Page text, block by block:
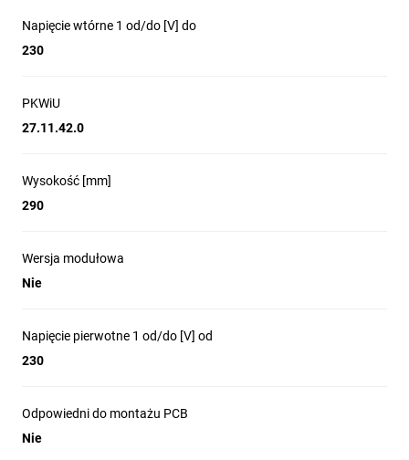
Napięcie wtórne 1 od/do [V] do
230
PKWiU
27.11.42.0
Wysokość [mm]
290
Wersja modułowa
Nie
Napięcie pierwotne 1 od/do [V] od
230
Odpowiedni do montażu PCB
Nie